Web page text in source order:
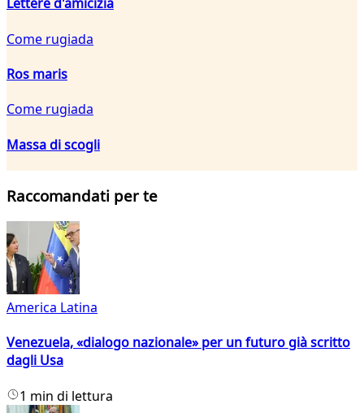
Lettere d'amicizia
Come rugiada
Ros maris
Come rugiada
Massa di scogli
Raccomandati per te
America Latina
Venezuela, «dialogo nazionale» per un futuro già scritto
dagli Usa
1 min di lettura